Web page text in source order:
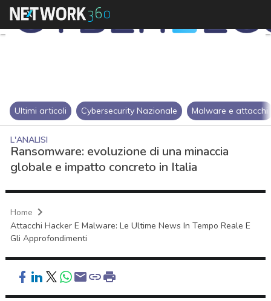
Ultimi articoli Cybersecurity Nazionale Malware e attacchi
L'ANALISI
Ransomware: evoluzione di una minaccia
globale e impatto concreto in Italia
Home
Attacchi Hacker E Malware: Le Ultime News In Tempo Reale E
Gli Approfondimenti